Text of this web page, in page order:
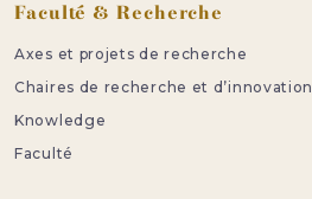
Faculté & Recherche
Axes et projets de recherche
Chaires de recherche et d’innovation
Knowledge
Faculté